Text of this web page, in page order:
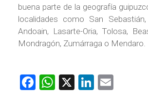
buena parte de la geografía
localidades como San
Andoain, Lasarte-Oria, Tolosa,
Mondragón, Zumárraga o Mendaro.
Facebook
WhatsApp
X LinkedIn
Email